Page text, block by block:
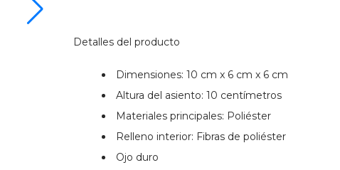
Detalles del producto
Dimensiones: 10 cm x 6 cm x 6 cm
Altura del asiento: 10 centímetros
Materiales principales: Poliéster
Relleno interior: Fibras de poliéster
Ojo duro